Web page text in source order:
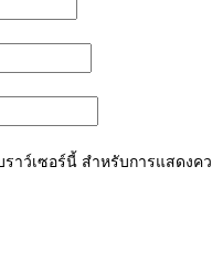
าว์เซอร์นี้ สำหรับการแสดงค